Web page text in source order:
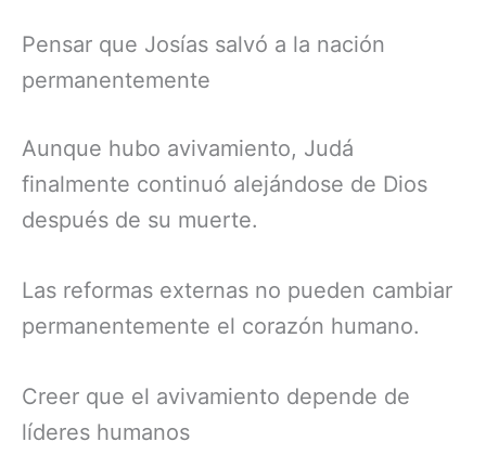
Pensar que Josías salvó a la nación
permanentemente
Aunque hubo avivamiento, Judá
finalmente continuó alejándose de Dios
después de su muerte.
Las reformas externas no pueden cambiar
permanentemente el corazón humano.
Creer que el avivamiento depende de
líderes humanos